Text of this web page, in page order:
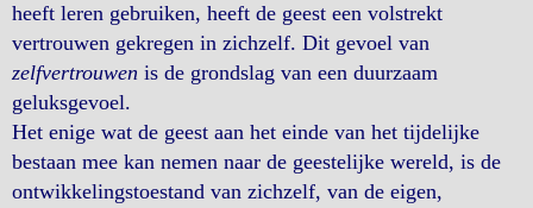
heeft leren gebruiken, heeft de geest een volstrekt
vertrouwen gekregen in zichzelf. Dit gevoel van
zelfvertrouwen is de grondslag van een duurzaam
geluksgevoel.
Het enige wat de geest aan het einde van het tijdelijke
bestaan mee kan nemen naar de geestelijke wereld, is de
ontwikkelingstoestand van zichzelf, van de eigen,